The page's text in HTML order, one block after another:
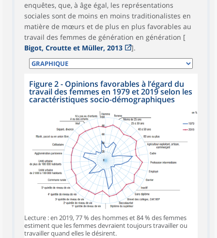
enquêtes, que, à âge égal, les représentations
sociales sont de moins en moins traditionalistes en
matière de mœurs et de plus en plus favorables au
travail des femmes de génération en génération [
Bigot, Croutte et Müller, 2013
].
Figure 2 - Opinions favorables à l’égard du
travail des femmes en 1979 et 2019 selon les
caractéristiques socio-démographiques
Lecture : en 2019, 77 % des hommes et 84 % des femmes
estiment que les femmes devraient toujours travailler ou
travailler quand elles le désirent.